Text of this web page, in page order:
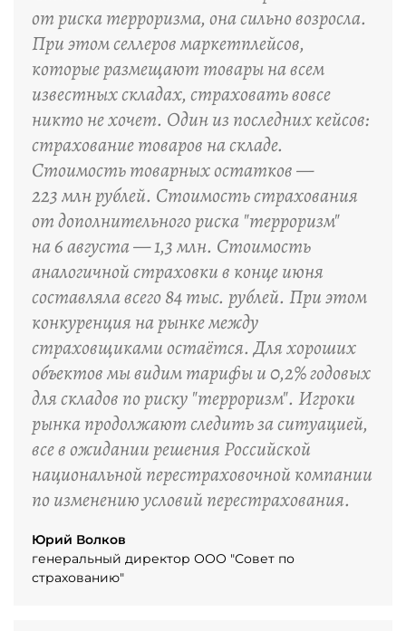
от риска терроризма, она сильно возросла.
При этом селлеров маркетплейсов,
которые размещают товары на всем
известных складах, страховать вовсе
никто не хочет. Один из последних кейсов:
страхование товаров на складе.
Стоимость товарных остатков —
223 млн рублей. Стоимость страхования
от дополнительного риска "терроризм"
на 6 августа — 1,3 млн. Стоимость
аналогичной страховки в конце июня
составляла всего 84 тыс. рублей. При этом
конкуренция на рынке между
страховщиками остаётся. Для хороших
объектов мы видим тарифы и 0,2% годовых
для складов по риску "терроризм". Игроки
рынка продолжают следить за ситуацией,
все в ожидании решения Российской
национальной перестраховочной компании
по изменению условий перестрахования.
Юрий Волков
генеральный директор ООО "Совет по
страхованию"